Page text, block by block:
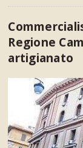
Regione
artigianato